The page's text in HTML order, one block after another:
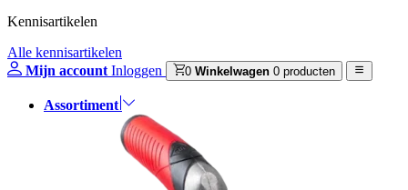
Kennisartikelen
Alle kennisartikelen
Mijn account Inloggen 0 Winkelwagen 0 producten
Assortiment